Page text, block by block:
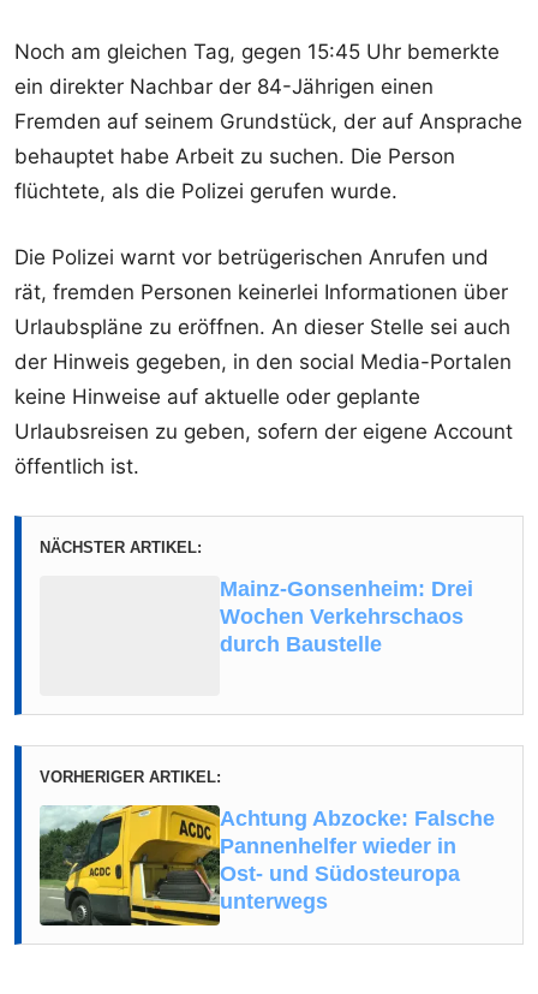
Noch am gleichen Tag, gegen 15:45 Uhr bemerkte
ein direkter Nachbar der 84-Jährigen einen
Fremden auf seinem Grundstück, der auf Ansprache
behauptet habe Arbeit zu suchen. Die Person
flüchtete, als die Polizei gerufen wurde.
Die Polizei warnt vor betrügerischen Anrufen und
rät, fremden Personen keinerlei Informationen über
Urlaubspläne zu eröffnen. An dieser Stelle sei auch
der Hinweis gegeben, in den social Media-Portalen
keine Hinweise auf aktuelle oder geplante
Urlaubsreisen zu geben, sofern der eigene Account
öffentlich ist.
NÄCHSTER ARTIKEL:
Mainz-Gonsenheim: Drei
Wochen Verkehrschaos
durch Baustelle
VORHERIGER ARTIKEL:
Achtung Abzocke: Falsche
Pannenhelfer wieder in
Ost- und Südosteuropa
unterwegs